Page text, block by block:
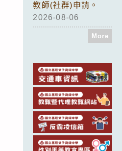
教師(社群)申請。
2026-08-06
More